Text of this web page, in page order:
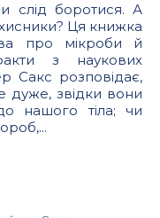
слід боротися. А
Ця книжка
про мікроби й
з наукових
Сакс розповідає,
дуже, звідки вони
нашого тіла; чи